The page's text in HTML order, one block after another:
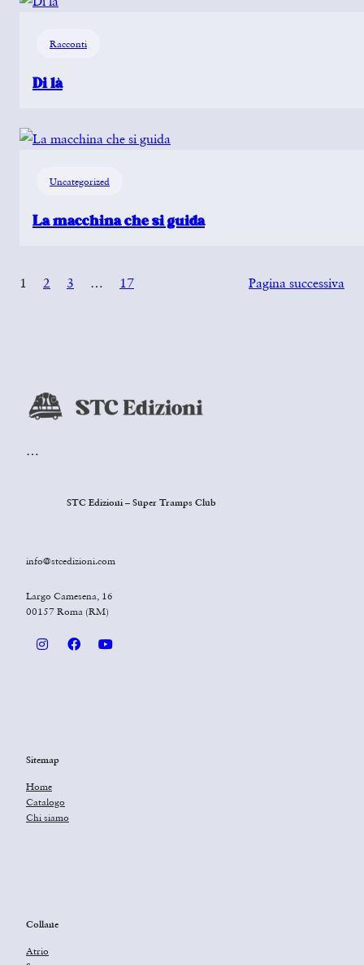
Racconti
Di là
Uncategorized
La macchina che si guida
1 2 3 … 17 Pagina successiva
…
STC Edizioni – Super Tramps Club
info@stcedizioni.com
Largo Camesena, 16
00157 Roma (RM)
Sitemap
Home
Catalogo
Chi siamo
Collane
Atrio